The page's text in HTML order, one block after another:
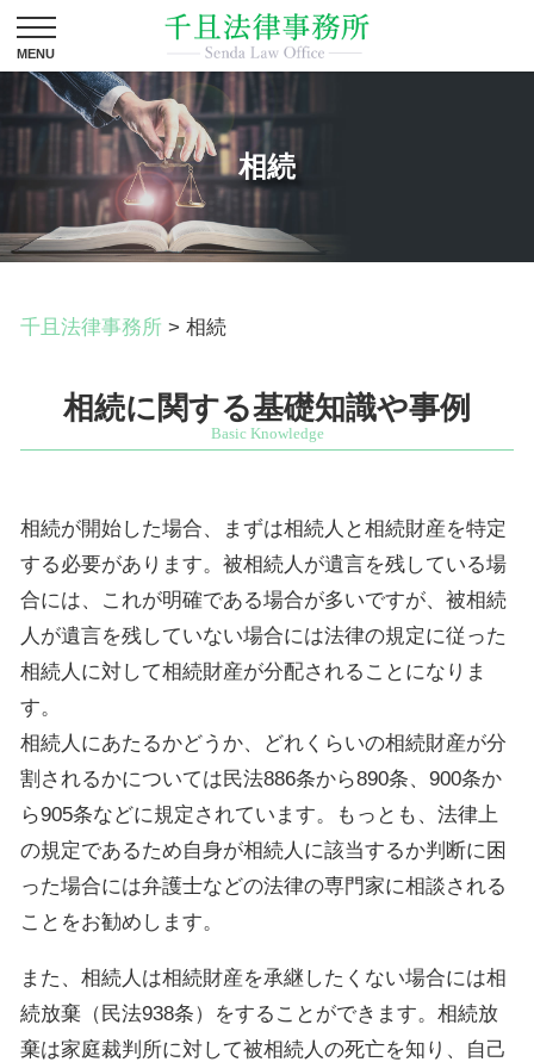
相続
千且法律事務所 > 相続
相続に関する基礎知識や事例
相続が開始した場合、まずは相続人と相続財産を特定
する必要があります。被相続人が遺言を残している場
合には、これが明確である場合が多いですが、被相続
人が遺言を残していない場合には法律の規定に従った
相続人に対して相続財産が分配されることになりま
す。
相続人にあたるかどうか、どれくらいの相続財産が分
割されるかについては民法886条から890条、900条か
ら905条などに規定されています。もっとも、法律上
の規定であるため自身が相続人に該当するか判断に困
った場合には弁護士などの法律の専門家に相談される
ことをお勧めします。
また、相続人は相続財産を承継したくない場合には相
続放棄（民法938条）をすることができます。相続放
棄は家庭裁判所に対して被相続人の死亡を知り、自己